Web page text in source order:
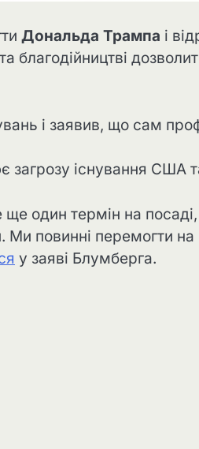
Дональда Трампа і
благодійництві
і заявив, що сам
існування США
один термін на
Ми повинні перемогти
у заяві Блумберга.